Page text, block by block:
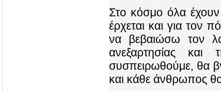
Στο κόσμο όλα
έρχεται και για τον
να βεβαιώσω τον
ανεξαρτησίας
συσπειρωθούμε, θα
και κάθε άνθρωπος θα